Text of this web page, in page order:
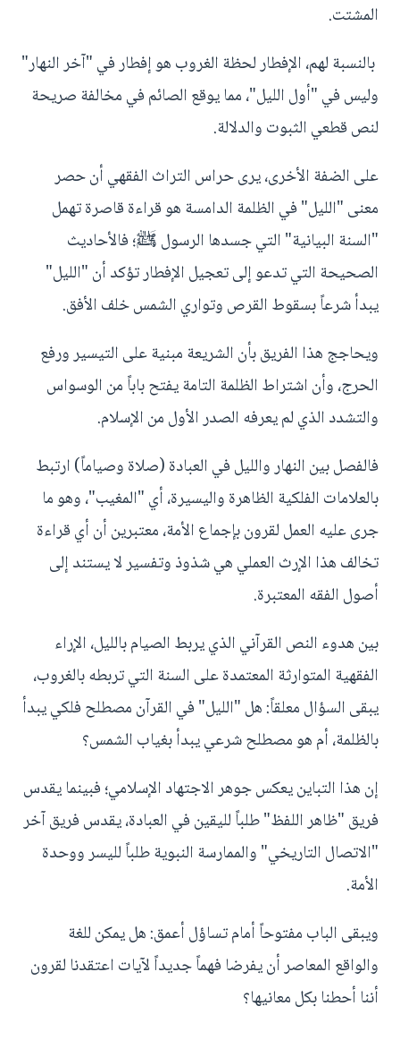
المشتت.
بالنسبة لهم، الإفطار لحظة الغروب هو إفطار في "آخر النهار"
وليس في "أول الليل"، مما يوقع الصائم في مخالفة صريحة
لنص قطعي الثبوت والدلالة.
على الضفة الأخرى، يرى حراس التراث الفقهي أن حصر
معنى "الليل" في الظلمة الدامسة هو قراءة قاصرة تهمل
"السنة البيانية" التي جسدها الرسول ﷺ؛ فالأحاديث
الصحيحة التي تدعو إلى تعجيل الإفطار تؤكد أن "الليل"
يبدأ شرعاً بسقوط القرص وتواري الشمس خلف الأفق.
ويحاجج هذا الفريق بأن الشريعة مبنية على التيسير ورفع
الحرج، وأن اشتراط الظلمة التامة يفتح باباً من الوسواس
والتشدد الذي لم يعرفه الصدر الأول من الإسلام.
فالفصل بين النهار والليل في العبادة (صلاة وصياماً) ارتبط
بالعلامات الفلكية الظاهرة واليسيرة، أي "المغيب"، وهو ما
جرى عليه العمل لقرون بإجماع الأمة، معتبرين أن أي قراءة
تخالف هذا الإرث العملي هي شذوذ وتفسير لا يستند إلى
أصول الفقه المعتبرة.
بين هدوء النص القرآني الذي يربط الصيام بالليل، الإراء
الفقهية المتوارثة المعتمدة على السنة التي تربطه بالغروب،
يبقى السؤال معلقاً: هل "الليل" في القرآن مصطلح فلكي يبدأ
بالظلمة، أم هو مصطلح شرعي يبدأ بغياب الشمس؟
إن هذا التباين يعكس جوهر الاجتهاد الإسلامي؛ فبينما يقدس
فريق "ظاهر اللفظ" طلباً لليقين في العبادة، يقدس فريق آخر
"الاتصال التاريخي" والممارسة النبوية طلباً لليسر ووحدة
الأمة.
ويبقى الباب مفتوحاً أمام تساؤل أعمق: هل يمكن للغة
والواقع المعاصر أن يفرضا فهماً جديداً لآيات اعتقدنا لقرون
أننا أحطنا بكل معانيها؟